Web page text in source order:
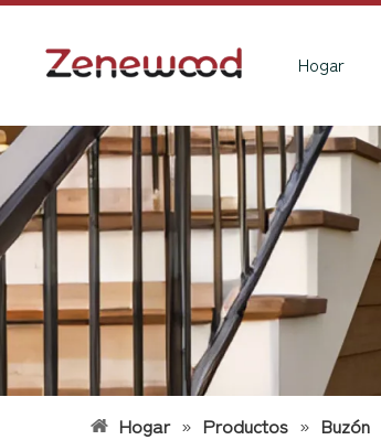
Hogar
Hogar » Productos » Buzón